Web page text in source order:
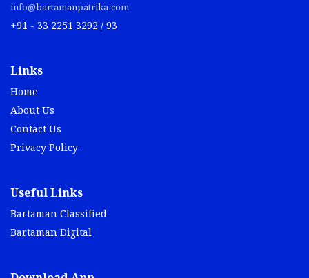
info@bartamanpatrika.com
+91 - 33 2251 3292 / 93
Links
Home
About Us
Contact Us
Privacy Policy
Useful Links
Bartaman Classified
Bartaman Digital